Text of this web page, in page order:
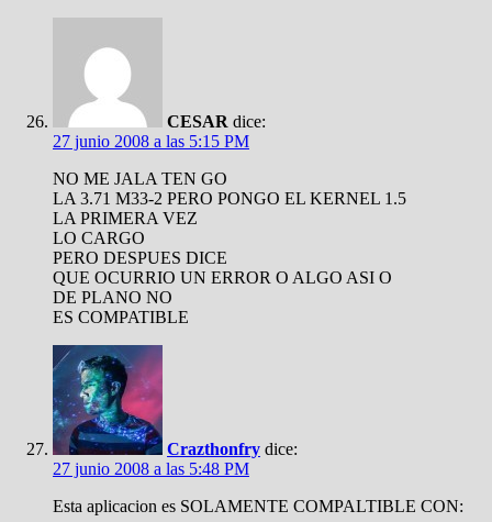
CESAR dice:
27 junio 2008 a las 5:15 PM
NO ME JALA TEN GO
LA 3.71 M33-2 PERO PONGO EL KERNEL 1.5
LA PRIMERA VEZ
LO CARGO
PERO DESPUES DICE
QUE OCURRIO UN ERROR O ALGO ASI O
DE PLANO NO
ES COMPATIBLE
Crazthonfry dice:
27 junio 2008 a las 5:48 PM
Esta aplicacion es SOLAMENTE COMPALTIBLE CON: